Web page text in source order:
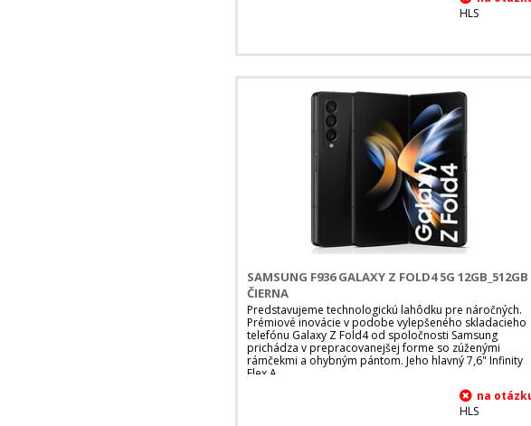
HLS
SAMSUNG F936 GALAXY Z FOLD4 5G 12GB_512GB
ČIERNA
Predstavujeme technologickú lahôdku pre náročných.
Prémiové inovácie v podobe vylepšeného skladacieho
telefónu Galaxy Z Fold4 od spoločnosti Samsung
prichádza v prepracovanejšej forme so zúženými
rámčekmi a ohybným pántom. Jeho hlavný 7,6" Infinity
Flex A
HLS